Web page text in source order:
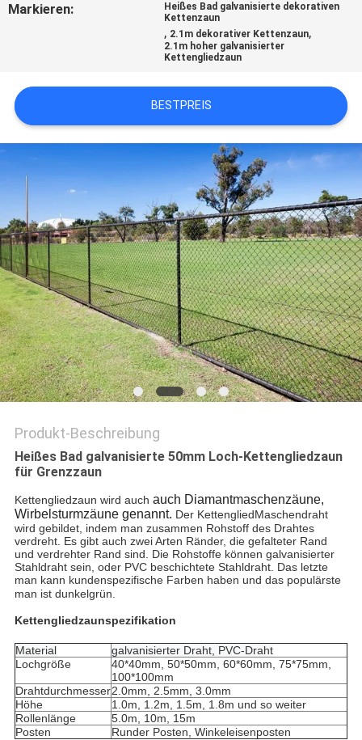
NACHRICHTEN
SIE
EIN
ZITAT
SITEMAP
PRIVACY
POLICY
Markieren:
Heißes Bad galvanisierte dekorativen
Kettenzaun
, 2.1m dekorativer Kettenzaun,
2.1m hoher galvanisierter
Kettengliedzaun
BESTPREIS
Produkt-Beschreibung
Heißes Bad galvanisierte 50mm Loch-Kettengliedzaun
für Grenzzaun
Kettengliedzaun wird auch auch Diamantmaschenzäune,
Wirbelsturmzäune genannt. Der KettengliedMaschendraht
wird gebildet, indem man zusammen Rohstoff des Drahtes
verdreht. Es gibt auch zwei Arten Ränder, die gefalteter Rand
und verdrehter Rand sind. Die Rohstoffe können galvanisierter
Stahldraht sein, oder PVC beschichtete Stahldraht. Das letzte
man kann kundenspezifische Farben haben und das populärste
man ist dunkelgrün.
Kettengliedzaunspezifikation
Material
galvanisierter Draht, PVC-Draht
Lochgröße
40*40mm, 50*50mm, 60*60mm, 75*75mm,
100*100mm
Drahtdurchmesser2.0mm, 2.5mm, 3.0mm
Höhe
1.0m, 1.2m, 1.5m, 1.8m und so weiter
Rollenlänge
5.0m, 10m, 15m
Posten
Runder Posten, Winkeleisenposten